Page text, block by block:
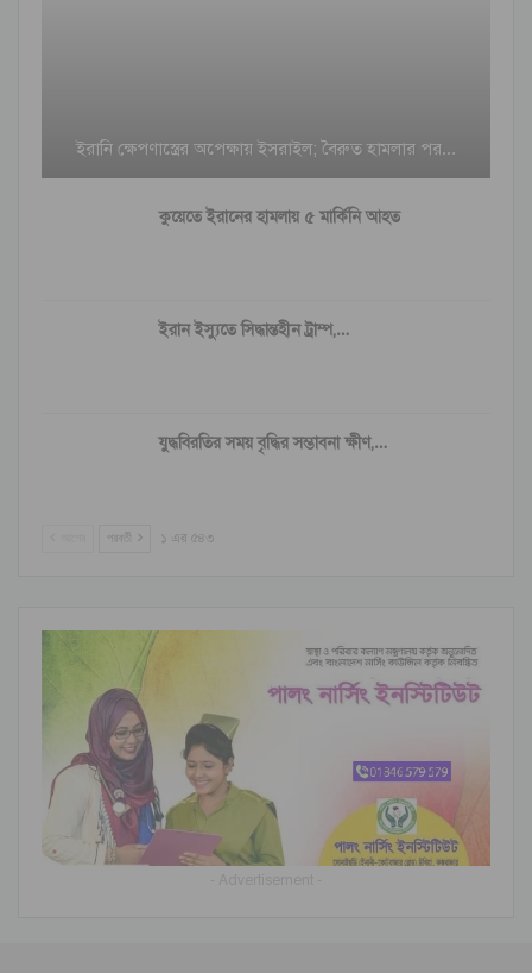
ইরানি ক্ষেপণাস্ত্রের অপেক্ষায় ইসরাইল; বৈরুত হামলার পর…
কুয়েতে ইরানের হামলায় ৫ মার্কিনি আহত
ইরান ইস্যুতে সিদ্ধান্তহীন ট্রাম্প,…
যুদ্ধবিরতির সময় বৃদ্ধির সম্ভাবনা ক্ষীণ,…
পরবর্তী ১ এর ৫৪৩